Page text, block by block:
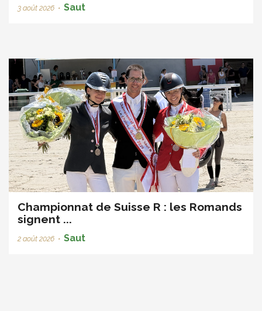
3 août 2026 • Saut
Championnat de Suisse R : les Romands
signent ...
2 août 2026 • Saut